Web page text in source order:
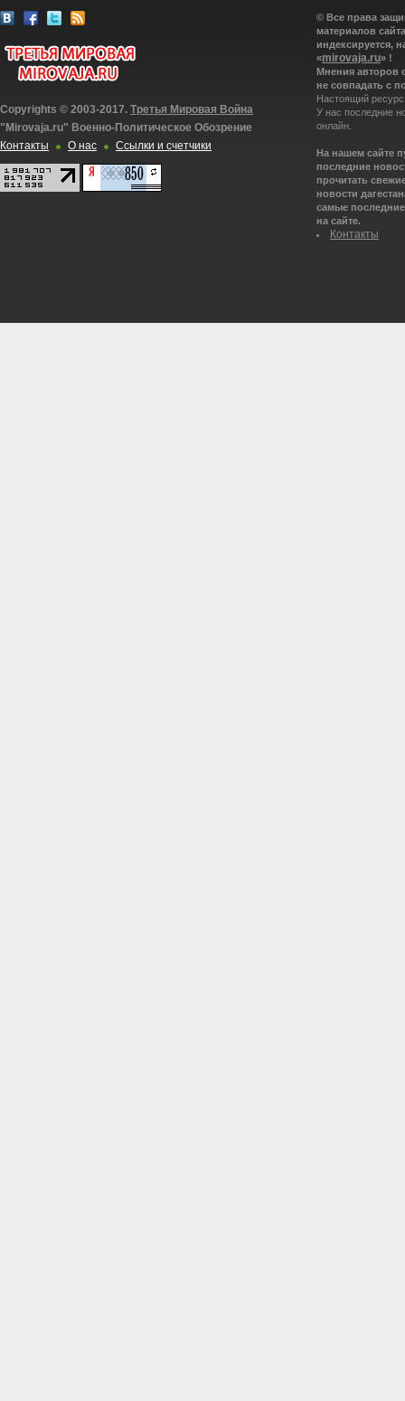
Copyrights © 2003-2017. Третья Мировая Война
"Mirovaja.ru" Военно-Политическое Обозрение
Контакты
О нас Ссылки и счетчики
© Все права
материалов
индексируется,
«mirovaja.ru» !
Мнения авторов
не совпадать с
Настоящий
У нас последние
онлайн.
На нашем сайте
последние
прочитать
новости
самые
на сайте.
Контакты